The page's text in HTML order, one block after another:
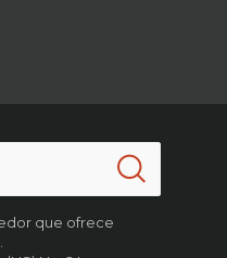
que ofrece